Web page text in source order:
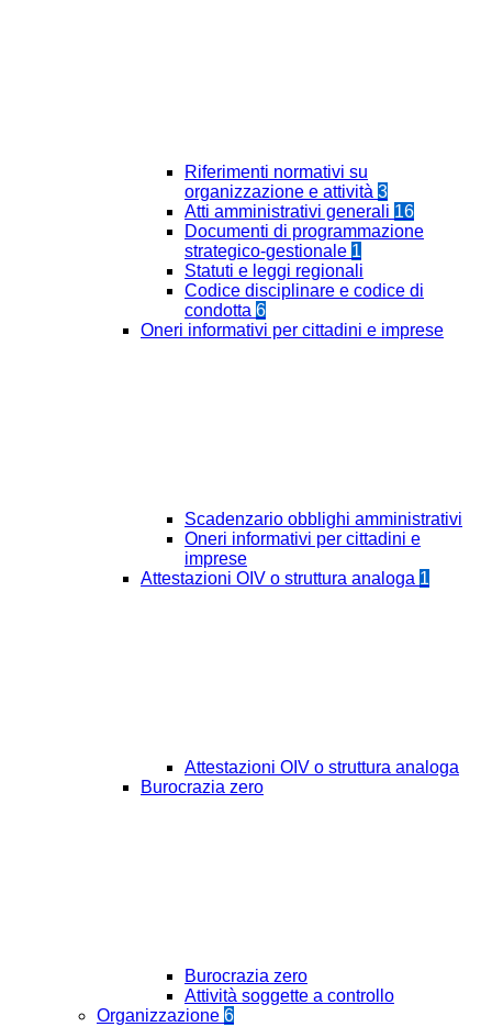
Riferimenti normativi su
organizzazione e attività 3
Atti amministrativi generali 16
Documenti di programmazione
strategico-gestionale 1
Statuti e leggi regionali
Codice disciplinare e codice di
condotta 6
Oneri informativi per cittadini e imprese
Scadenzario obblighi amministrativi
Oneri informativi per cittadini e
imprese
Attestazioni OIV o struttura analoga 1
Attestazioni OIV o struttura analoga
Burocrazia zero
Burocrazia zero
Attività soggette a controllo
Organizzazione 6